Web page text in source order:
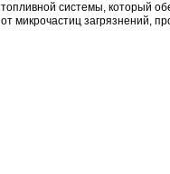
топливной системы, который
от микрочастиц загрязнений,